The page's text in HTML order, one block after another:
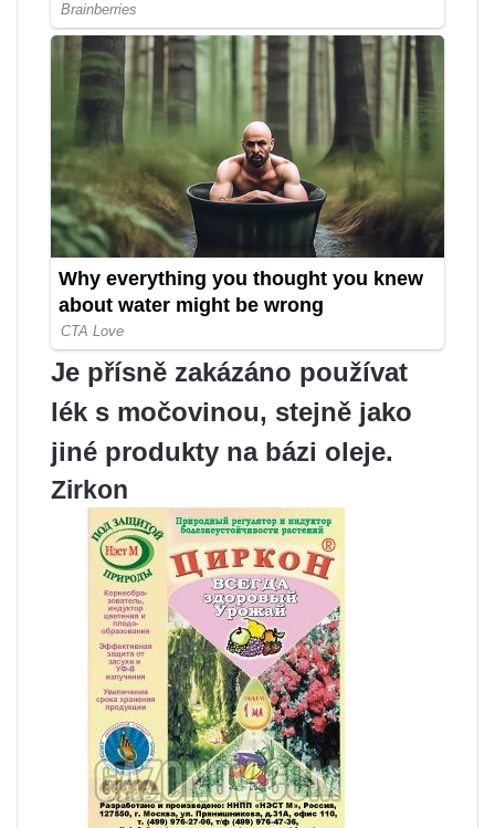
Je přísně zakázáno používat
lék s močovinou, stejně jako
jiné produkty na bázi oleje.
Zirkon